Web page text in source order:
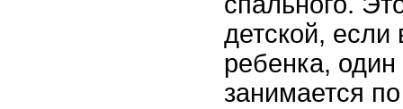
детской, если
ребенка, один
занимается